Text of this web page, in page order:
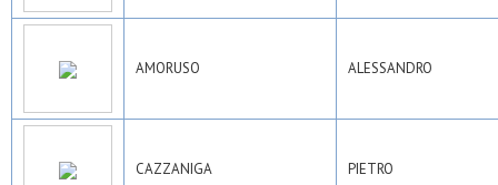
AMORUSO ALESSANDRO
CAZZANIGA PIETRO